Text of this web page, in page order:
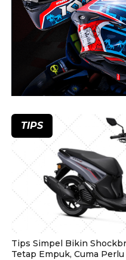
TIPS
Tips Simpel Bikin
Tetap Empuk, Cuma